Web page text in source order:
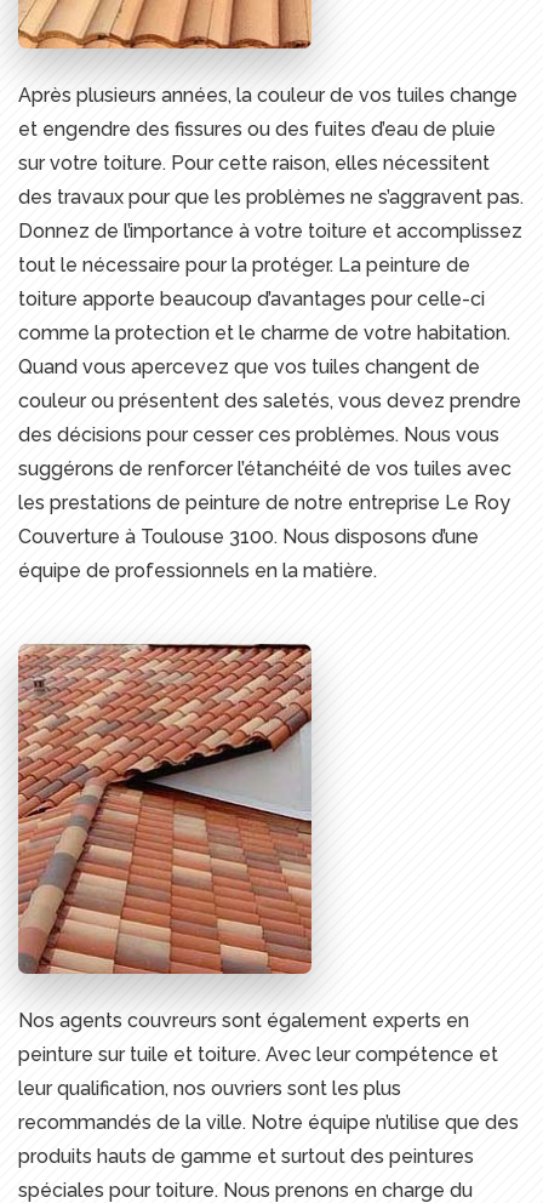
Après plusieurs années, la couleur de vos tuiles change
et engendre des fissures ou des fuites d’eau de pluie
sur votre toiture. Pour cette raison, elles nécessitent
des travaux pour que les problèmes ne s’aggravent pas.
Donnez de l’importance à votre toiture et accomplissez
tout le nécessaire pour la protéger. La peinture de
toiture apporte beaucoup d’avantages pour celle-ci
comme la protection et le charme de votre habitation.
Quand vous apercevez que vos tuiles changent de
couleur ou présentent des saletés, vous devez prendre
des décisions pour cesser ces problèmes. Nous vous
suggérons de renforcer l’étanchéité de vos tuiles avec
les prestations de peinture de notre entreprise Le Roy
Couverture à Toulouse 3100. Nous disposons d’une
équipe de professionnels en la matière.
Nos agents couvreurs sont également experts en
peinture sur tuile et toiture. Avec leur compétence et
leur qualification, nos ouvriers sont les plus
recommandés de la ville. Notre équipe n’utilise que des
produits hauts de gamme et surtout des peintures
spéciales pour toiture. Nous prenons en charge du